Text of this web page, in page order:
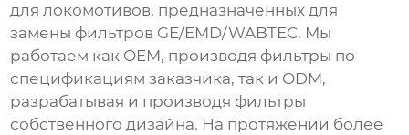
для локомотивов, предназначенных для
замены фильтров GE/EMD/WABTEC. Мы
работаем как OEM, производя фильтры по
спецификациям заказчика, так и ODM,
разрабатывая и производя фильтры
собственного дизайна. На протяжении более